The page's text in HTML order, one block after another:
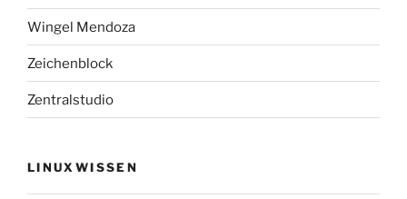
Wingel Mendoza
Zeichenblock
Zentralstudio
LINUXWISSEN